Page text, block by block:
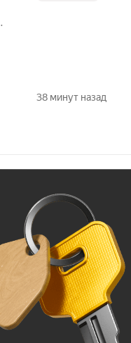
38 минут назад